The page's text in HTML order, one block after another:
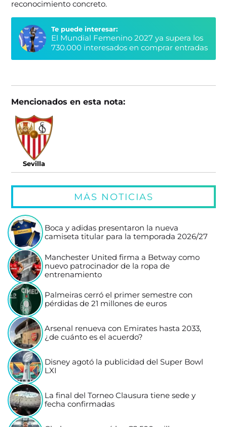
reconocimiento concreto.
Te puede interesar:
El Mundial Femenino 2027 ya supera los
730.000 interesados en comprar entradas
Mencionados en esta nota:
Sevilla
MÁS NOTICIAS
Boca y adidas presentaron la nueva
camiseta titular para la temporada 2026/27
Manchester United firma a Betway como
nuevo patrocinador de la ropa de
entrenamiento
Palmeiras cerró el primer semestre con
pérdidas de 21 millones de euros
Arsenal renueva con Emirates hasta 2033,
¿de cuánto es el acuerdo?
Disney agotó la publicidad del Super Bowl
LXI
La final del Torneo Clausura tiene sede y
fecha confirmadas